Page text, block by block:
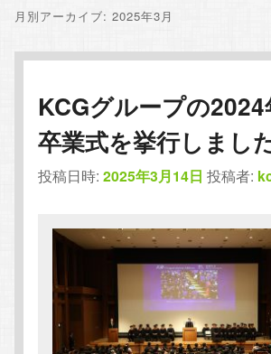
ン
コ
ン
テ
ン
ツ
へ
移
コ
ン
テ
ン
ツ
へ
移
動
月別アーカイブ:2025年3月
KCGグループの
卒業式を挙行しまし
投稿日時:2025年3月14日 投稿者: